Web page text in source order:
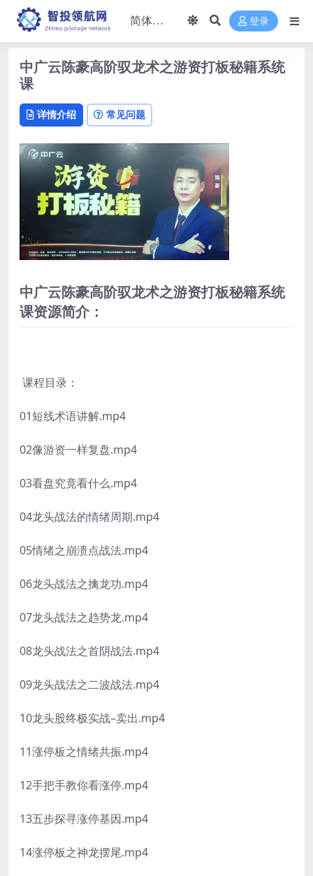
登录
中广云陈豪高阶驭龙术之游资打板秘籍系统
课
详情介绍 常见问题
中广云陈豪高阶驭龙术之游资打板秘籍系统
课资源简介：
课程目录：
01短线术语讲解.mp4
02像游资一样复盘.mp4
03看盘究竟看什么.mp4
04龙头战法的情绪周期.mp4
05情绪之崩溃点战法.mp4
06龙头战法之擒龙功.mp4
07龙头战法之趋势龙.mp4
08龙头战法之首阴战法.mp4
09龙头战法之二波战法.mp4
10龙头股终极实战–卖出.mp4
11涨停板之情绪共振.mp4
12手把手教你看涨停.mp4
13五步探寻涨停基因.mp4
14涨停板之神龙摆尾.mp4